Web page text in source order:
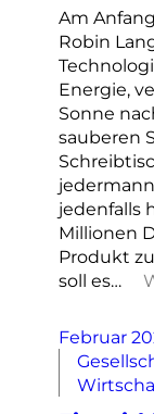
Am
Robin
Energie,
Sonne
sauberen
jedenfalls
Millionen
Produkt
soll es…
Februar